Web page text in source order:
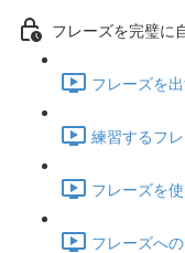
フレーズを完璧に
フレーズを
練習するフ
フレーズを
フレーズへ